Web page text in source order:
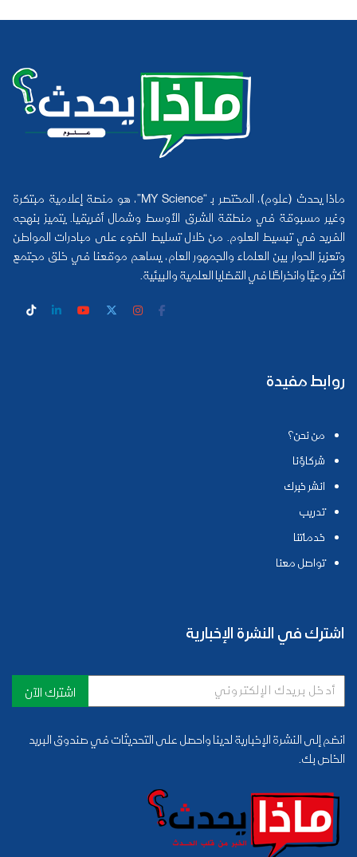
ماذا يحدث (علوم)، المختصر بـ “MY Science”، هو منصة إعلامية مبتكرة
وغير مسبوقة في منطقة الشرق الأوسط وشمال أفريقيا. يتميز بنهجه
الفريد في تبسيط العلوم. من خلال تسليط الضوء على مبادرات المواطن
وتعزيز الحوار بين العلماء والجمهور العام، يساهم موقعنا في خلق مجتمع
أكثر وعيًا وانخراطًا في القضايا العلمية والبيئية.
روابط مفيدة
من نحن؟
شركاؤنا
انشر خبرك
تدريب
خدماتنا
تواصل معنا
اشترك في النشرة الإخبارية
اشترك الآن
انضم إلى النشرة الإخبارية لدينا واحصل على التحديثات في صندوق البريد
الخاص بك.